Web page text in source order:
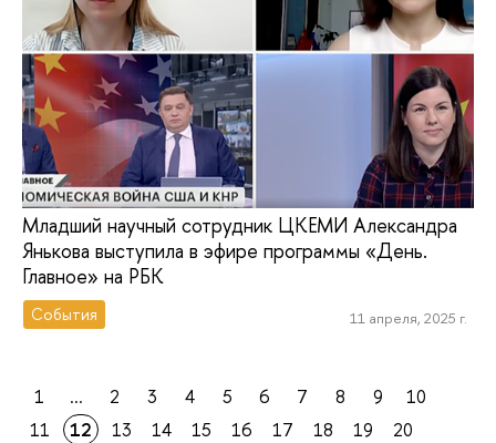
Младший научный сотрудник ЦКЕМИ Александра
Янькова выступила в эфире программы «День.
Главное» на РБК
События 11 апреля, 2025 г.
1 ... 2 3 4 5 6 7 8 9
10
11
12 13 14 15 16 17 18 19
20